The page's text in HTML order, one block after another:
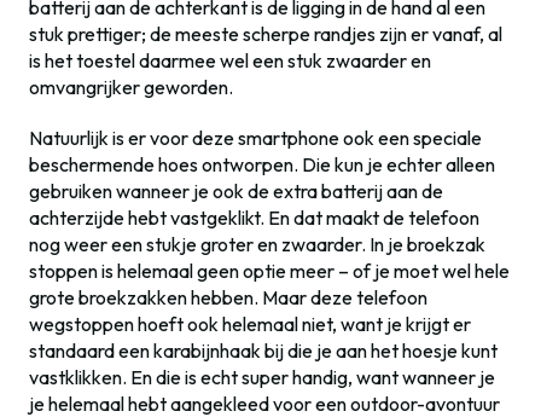
batterij aan de achterkant is de ligging in de hand al een
stuk prettiger; de meeste scherpe randjes zijn er vanaf, al
is het toestel daarmee wel een stuk zwaarder en
omvangrijker geworden.
Natuurlijk is er voor deze smartphone ook een speciale
beschermende hoes ontworpen. Die kun je echter alleen
gebruiken wanneer je ook de extra batterij aan de
achterzijde hebt vastgeklikt. En dat maakt de telefoon
nog weer een stukje groter en zwaarder. In je broekzak
stoppen is helemaal geen optie meer – of je moet wel hele
grote broekzakken hebben. Maar deze telefoon
wegstoppen hoeft ook helemaal niet, want je krijgt er
standaard een karabijnhaak bij die je aan het hoesje kunt
vastklikken. En die is echt super handig, want wanneer je
je helemaal hebt aangekleed voor een outdoor-avontuur